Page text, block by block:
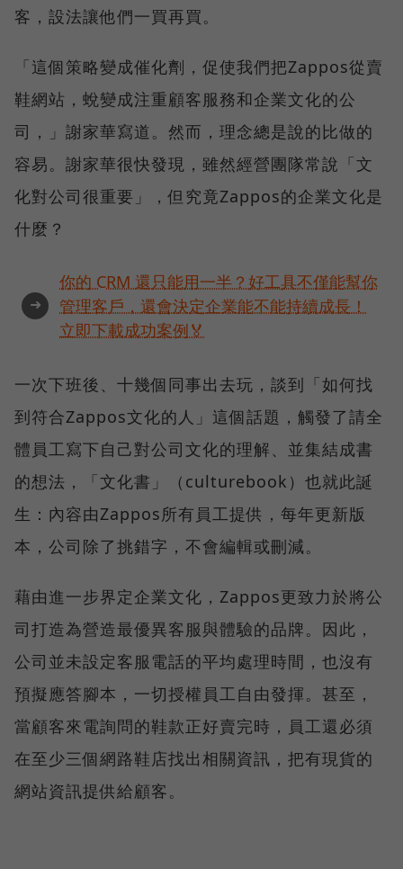
客，設法讓他們一買再買。
「這個策略變成催化劑，促使我們把Zappos從賣
鞋網站，蛻變成注重顧客服務和企業文化的公
司，」謝家華寫道。然而，理念總是說的比做的
容易。謝家華很快發現，雖然經營團隊常說「文
化對公司很重要」，但究竟Zappos的企業文化是
什麼？
➜
你的 CRM 還只能用一半？好工具不僅能幫你
管理客戶，還會決定企業能不能持續成長！
立即下載成功案例🏅
一次下班後、十幾個同事出去玩，談到「如何找
到符合Zappos文化的人」這個話題，觸發了請全
體員工寫下自己對公司文化的理解、並集結成書
的想法，「文化書」（culturebook）也就此誕
生：內容由Zappos所有員工提供，每年更新版
本，公司除了挑錯字，不會編輯或刪減。
藉由進一步界定企業文化，Zappos更致力於將公
司打造為營造最優異客服與體驗的品牌。因此，
公司並未設定客服電話的平均處理時間，也沒有
預擬應答腳本，一切授權員工自由發揮。甚至，
當顧客來電詢問的鞋款正好賣完時，員工還必須
在至少三個網路鞋店找出相關資訊，把有現貨的
網站資訊提供給顧客。